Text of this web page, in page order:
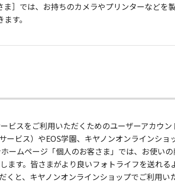
］では、お持ちのカメラやプリンターなど
す。
ビスをご利用いただくためのユーザーアカウ
ービス）やEOS学園、キヤノンオンラインシ
ームページ「個人のお客さま」では、お使い
ます。皆さまがより良いフォトライフを送れ
と、キヤノンオンラインショップでご利用い